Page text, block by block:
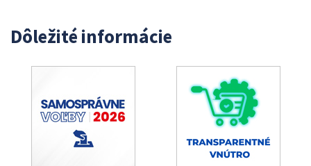
Dôležité informácie